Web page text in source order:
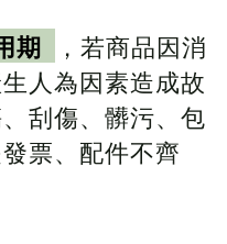
期
，若商品因消
人為因素造成故
刮傷、髒污、包
票、配件不齊